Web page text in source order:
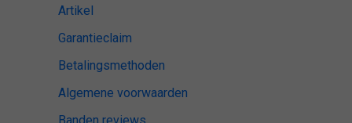
Artikel
Garantieclaim
Betalingsmethoden
Algemene voorwaarden
Banden reviews